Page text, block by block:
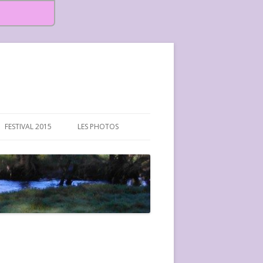
FESTIVAL 2015 LES PHOTOS
FESTIVAL 2016-PHOTOS
FESTIVAL 2017-PHOTOS ET
VIDÉOS